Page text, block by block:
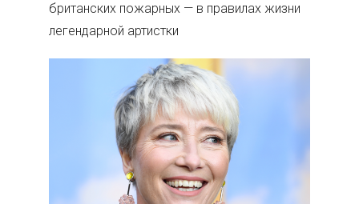
британских пожарных — в правилах жизни
легендарной артистки